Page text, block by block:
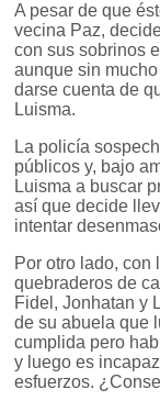
A pesar de que
vecina Paz,
con sus sobrinos
aunque sin
darse cuenta de
Luisma.
La policía
públicos y, bajo
Luisma a buscar
así que decide
intentar
Por otro lado, con
quebraderos de
Fidel, Jonhatan y
de su abuela que
cumplida pero
y luego es
esfuerzos.